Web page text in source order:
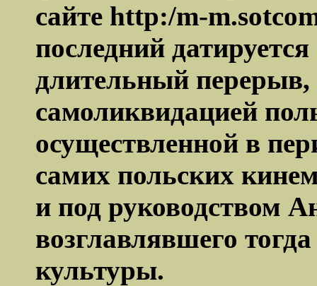
сайте http:/m-m.
последний
длительный перерыв,
самоликвидацией
осуществленной в
самих польских
и под руководством
возглавлявшего
культуры.